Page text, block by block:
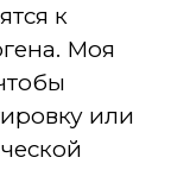
к
Моя
или